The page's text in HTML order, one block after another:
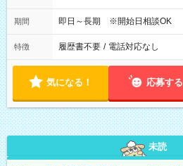
期間 即日～長期 ※開始日相談OK
特徴 履歴書不要 / 電話対応なし
気になる！ 応募する
未読